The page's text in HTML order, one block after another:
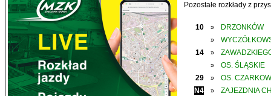
Pozostałe rozkłady z
10 » DRZONKÓW
»
14
»
»
OS. ŚLĄSKIE
29
»
OS.
N4
» ZAJEZDNIA